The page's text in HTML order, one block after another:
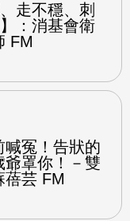
走不穩、刺
：消基會衛
FM
喊冤！告狀的
罩你！－雙
蓓芸 FM